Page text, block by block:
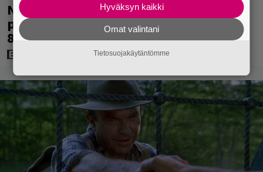
Nyt Netflixissä: Yksi viime vuosien
parhaista rikossarjoista – IMDB-arvio
8,8
Hyväksyn kaikki
Omat valintani
Tietosuojakäytäntömme